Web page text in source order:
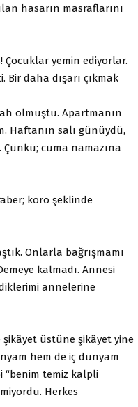
hasarın masraflarını
Çocuklar yemin ediyorlar.
daha dışarı çıkmak
olmuştu. Apartmanın
Haftanın salı günüydü,
Çünkü; cuma namazına
koro şeklinde
Onlarla bağrışmamı
kalmadı. Annesi
annelerine
şikâyet üstüne şikâyet yine
hem de iç dünyam
“benim temiz kalpli
Herkes